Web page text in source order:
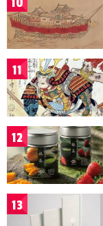
11
12
13